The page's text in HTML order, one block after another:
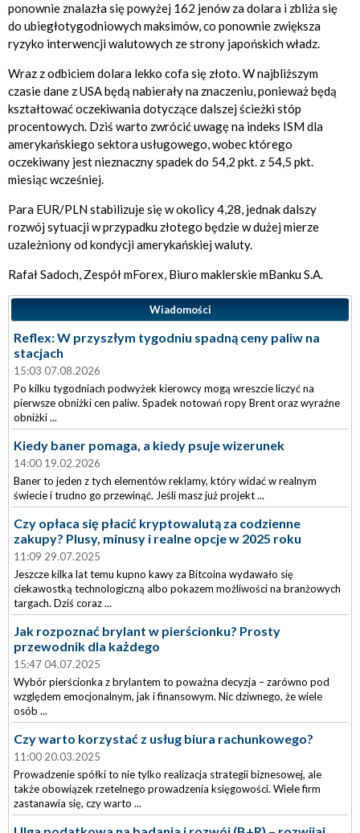
ponownie znalazła się powyżej 162 jenów za dolara i zbliża się
do ubiegłotygodniowych maksimów, co ponownie zwiększa
ryzyko interwencji walutowych ze strony japońskich władz.
Wraz z odbiciem dolara lekko cofa się złoto. W najbliższym
czasie dane z USA będą nabierały na znaczeniu, ponieważ będą
kształtować oczekiwania dotyczące dalszej ścieżki stóp
procentowych. Dziś warto zwrócić uwagę na indeks ISM dla
amerykańskiego sektora usługowego, wobec którego
oczekiwany jest nieznaczny spadek do 54,2 pkt. z 54,5 pkt.
miesiąc wcześniej.
Para EUR/PLN stabilizuje się w okolicy 4,28, jednak dalszy
rozwój sytuacji w przypadku złotego będzie w dużej mierze
uzależniony od kondycji amerykańskiej waluty.
Rafał Sadoch, Zespół mForex, Biuro maklerskie mBanku S.A.
Wiadomości
Reflex: W przyszłym tygodniu spadną ceny paliw na
stacjach
15:03 07.08.2026
Po kilku tygodniach podwyżek kierowcy mogą wreszcie liczyć na
pierwsze obniżki cen paliw. Spadek notowań ropy Brent oraz wyraźne
obniżki ...
Kiedy baner pomaga, a kiedy psuje wizerunek
14:00 19.02.2026
Baner to jeden z tych elementów reklamy, który widać w realnym
świecie i trudno go przewinąć. Jeśli masz już projekt ...
Czy opłaca się płacić kryptowalutą za codzienne
zakupy? Plusy, minusy i realne opcje w 2025 roku
11:09 29.07.2025
Jeszcze kilka lat temu kupno kawy za Bitcoina wydawało się
ciekawostką technologiczną albo pokazem możliwości na branżowych
targach. Dziś coraz ...
Jak rozpoznać brylant w pierścionku? Prosty
przewodnik dla każdego
15:47 04.07.2025
Wybór pierścionka z brylantem to poważna decyzja – zarówno pod
względem emocjonalnym, jak i finansowym. Nic dziwnego, że wiele
osób ...
Czy warto korzystać z usług biura rachunkowego?
11:00 20.03.2025
Prowadzenie spółki to nie tylko realizacja strategii biznesowej, ale
także obowiązek rzetelnego prowadzenia księgowości. Wiele firm
zastanawia się, czy warto ...